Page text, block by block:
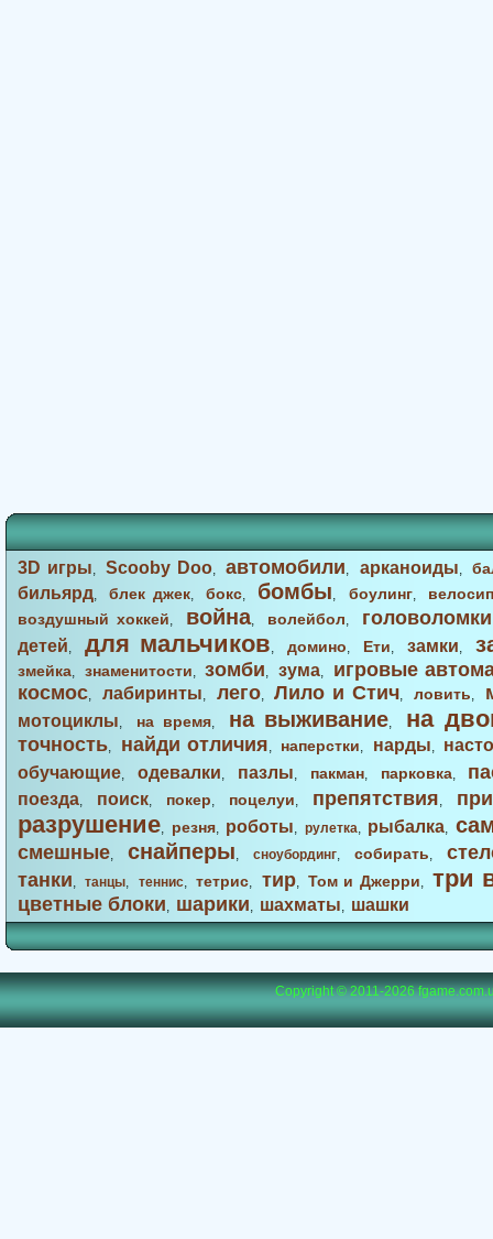
3D игры,Scooby Doo,автомобили, арканоиды,
бильярд,блек джек,бокс, бомбы, боулинг,
воздушный хоккей, война, волейбол, головоломки
детей, для мальчиков, домино, Ети, замки,
змейка, знаменитости,зомби, зума,
игровые
космос, лабиринты, лего,Лило и Стич,ловить,
мотоциклы, на время, на выживание, на
точность, найди отличия, наперстки, нарды,
обучающие, одевалки, пазлы, пакман, парковка,
поезда, поиск, покер, поцелуи, препятствия,
разрушение, резня, роботы, рулетка, рыбалка,
смешные, снайперы, сноубординг, собирать,
танки,танцы, теннис,тетрис, тир,Том и Джерри, три
цветные блоки, шарики, шахматы, шашки
Copyright © 2011-2026